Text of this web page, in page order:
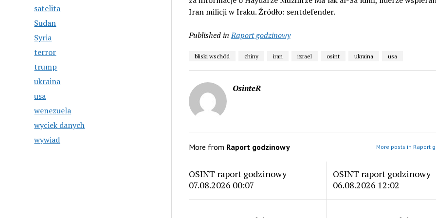
satelita
Sudan
Syria
terror
trump
ukraina
usa
wenezuela
wyciek danych
wywiad
Iran milicji w Iraku. Źródło: sentdefender.
Published in Raport godzinowy
bliski wschód chiny iran izrael osint ukraina usa
OsinteR
More from Raport godzinowy More posts in Raport
OSINT raport godzinowy
07.08.2026 00:07
OSINT raport godzinowy
06.08.2026 12:02